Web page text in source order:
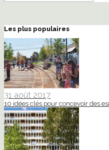
Les plus populaires
31 août 2017
10 idées clés pour concevoir des